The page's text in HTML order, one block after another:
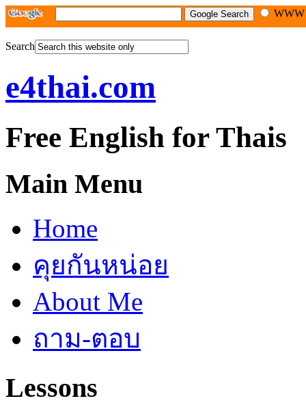
Search
e4thai.com
Free English for Thais
Main Menu
Home
คุยกันหน่อย
About Me
ถาม-ตอบ
Lessons